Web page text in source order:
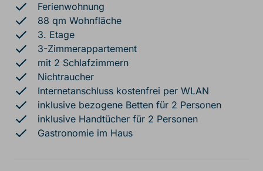
Ferienwohnung
88 qm Wohnfläche
3. Etage
3-Zimmerappartement
mit 2 Schlafzimmern
Nichtraucher
Internetanschluss kostenfrei per WLAN
inklusive bezogene Betten für 2 Personen
inklusive Handtücher für 2 Personen
Gastronomie im Haus